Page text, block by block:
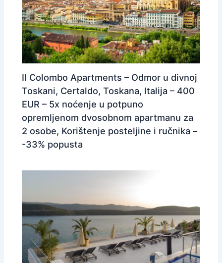
Il Colombo Apartments – Odmor u divnoj
Toskani, Certaldo, Toskana, Italija – 400
EUR – 5x noćenje u potpuno
opremljenom dvosobnom apartmanu za
2 osobe, Korištenje posteljine i ručnika –
-33% popusta